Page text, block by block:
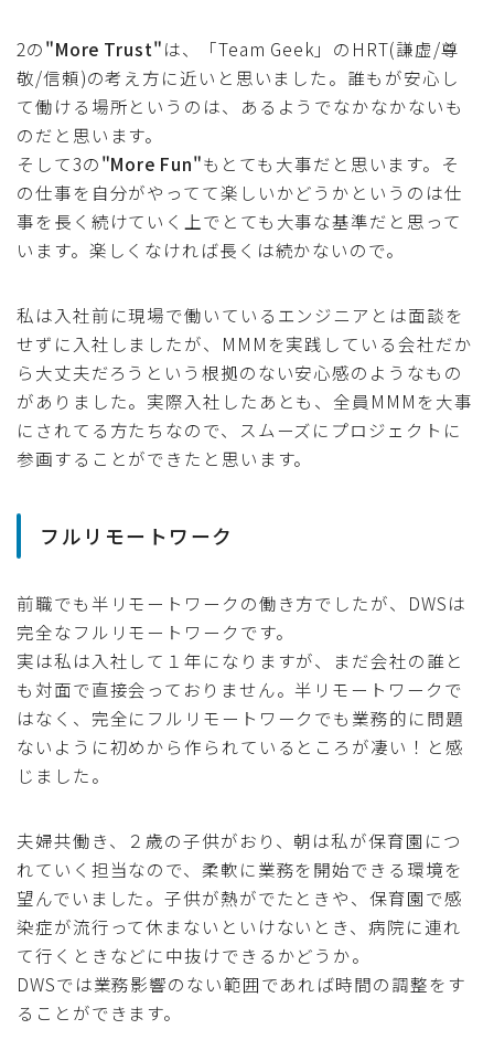
2の"More Trust"は、「Team Geek」のHRT(謙虚/尊
敬/信頼)の考え方に近いと思いました。誰もが安心し
て働ける場所というのは、あるようでなかなかないも
のだと思います。
そして3の"More Fun"もとても大事だと思います。そ
の仕事を自分がやってて楽しいかどうかというのは仕
事を長く続けていく上でとても大事な基準だと思って
います。楽しくなければ長くは続かないので。
私は入社前に現場で働いているエンジニアとは面談を
せずに入社しましたが、MMMを実践している会社だか
ら大丈夫だろうという根拠のない安心感のようなもの
がありました。実際入社したあとも、全員MMMを大事
にされてる方たちなので、スムーズにプロジェクトに
参画することができたと思います。
フルリモートワーク
前職でも半リモートワークの働き方でしたが、DWSは
完全なフルリモートワークです。
実は私は入社して１年になりますが、まだ会社の誰と
も対面で直接会っておりません。半リモートワークで
はなく、完全にフルリモートワークでも業務的に問題
ないように初めから作られているところが凄い！と感
じました。
夫婦共働き、２歳の子供がおり、朝は私が保育園につ
れていく担当なので、柔軟に業務を開始できる環境を
望んでいました。子供が熱がでたときや、保育園で感
染症が流行って休まないといけないとき、病院に連れ
て行くときなどに中抜けできるかどうか。
DWSでは業務影響のない範囲であれば時間の調整をす
ることができます。